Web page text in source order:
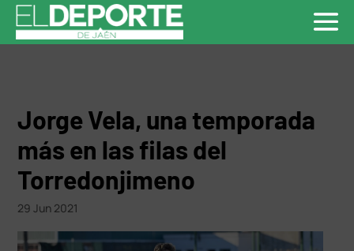
Jorge Vela, una temporada
más en las filas del
Torredonjimeno
29 Jun 2021